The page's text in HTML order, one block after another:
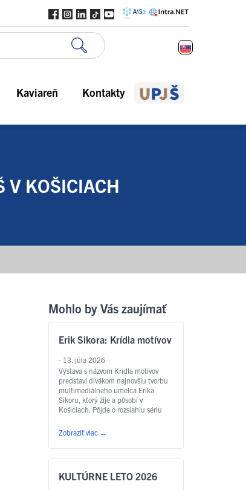
Kaviareň Kontakty
V KOŠICIACH
Mohlo by Vás zaujímať
Erik Sikora: Krídla motívov
- 13. júla 2026
Výstava s názvom Krídla motívov
predstaví divákom najnovšiu tvorbu
multimediálneho umelca Erika
Sikoru, ktorý žije a pôsobí v
Košiciach. Pôjde o rozsiahlu sériu
vytvorených špeciálne pre túto
výstavu v botanickej záhrade v
spolupráci s Východoslovenskou
galériou. Najviac akvarelov bude
motýľmi, na čo odkazuje aj samotný
Zobraziť viac →
KULTÚRNE LETO 2026